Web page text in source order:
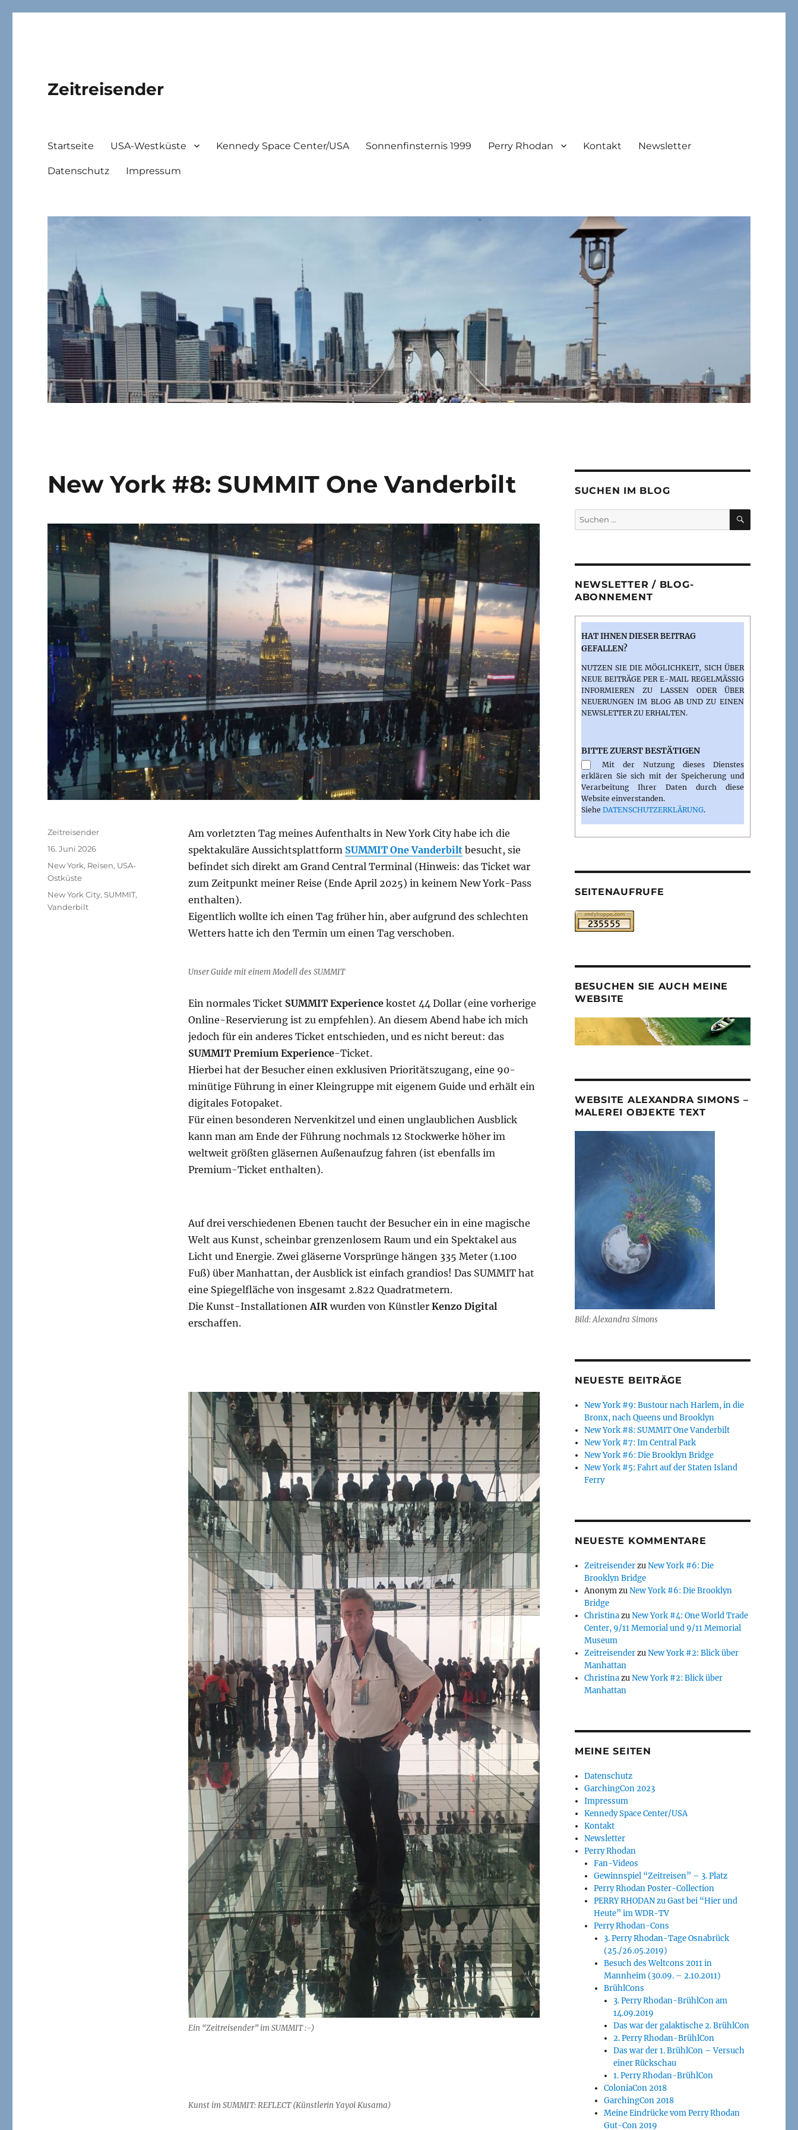
Zeitreisender
Startseite USA-Westküste Kennedy Space Center/USA Sonnenfinsternis 1999 Perry Rhodan Kontakt Newsletter
Datenschutz Impressum
New York #8: SUMMIT One Vanderbilt
Am vorletzten Tag meines Aufenthalts in New York City habe ich die
spektakuläre Aussichtsplattform SUMMIT One Vanderbiltbesucht, sie
befindet sich direkt am Grand Central Terminal (Hinweis: das Ticket war
zum Zeitpunkt meiner Reise (Ende April 2025) in keinem New York-Pass
enthalten).
Eigentlich wollte ich einen Tag früher hin, aber aufgrund des schlechten
Wetters hatte ich den Termin um einen Tag verschoben.
Unser Guide mit einem Modell des SUMMIT
Ein normales Ticket SUMMIT Experiencekostet 44 Dollar (eine vorherige
Online-Reservierung ist zu empfehlen). An diesem Abend habe ich mich
jedoch für ein anderes Ticket entschieden, und es nicht bereut: das
SUMMIT Premium Experience-Ticket.
Hierbei hat der Besucher einen exklusiven Prioritätszugang, eine 90-
minütige Führung in einer Kleingruppe mit eigenem Guide und erhält ein
digitales Fotopaket.
Für einen besonderen Nervenkitzel und einen unglaublichen Ausblick
kann man am Ende der Führung nochmals 12 Stockwerke höher im
weltweit größten gläsernen Außenaufzug fahren (ist ebenfalls im
Premium-Ticket enthalten).
Auf drei verschiedenen Ebenen taucht der Besucher ein in eine magische
Welt aus Kunst, scheinbar grenzenlosem Raum und ein Spektakel aus
Licht und Energie. Zwei gläserne Vorsprünge hängen 335 Meter (1.100
Fuß) über Manhattan, der Ausblick ist einfach grandios! Das SUMMIT hat
eine Spiegelfläche von insgesamt 2.822 Quadratmetern.
Die Kunst-Installationen AIR wurden von Künstler Kenzo Digital
erschaffen.
Ein “Zeitreisender” im SUMMIT :-)
Kunst im SUMMIT: REFLECT (Künstlerin Yayoi Kusama)
Autor
Zeitreisender
Veröffentlicht
16. Juni 2026
Kategorien
New York, Reisen, USA-
Ostküste
Schlagwörter
New York City,SUMMIT,
Vanderbilt
SUCHEN IM BLOG
Suchen
nach:
SUCHEN
NEWSLETTER / BLOG-
ABONNEMENT
HAT IHNEN DIESER BEITRAG
GEFALLEN?
NUTZEN SIE DIE MÖGLICHKEIT, SICH ÜBER
NEUE BEITRÄGE PER E-MAIL REGELMÄSSIG I
NFORMIEREN ZU LASSEN ODER ÜBER N
EUERUNGEN IM BLOG AB UND ZU EINEN N
EWSLETTER ZU ERHALTEN.
BITTE ZUERST BESTÄTIGEN
Mit der Nutzung dieses Dienstes
erklären Sie sich mit der Speicherung und
Verarbeitung Ihrer Daten durch diese
Website einverstanden.
Siehe DATENSCHUTZERKLÄRUNG.
SEITENAUFRUFE
BESUCHEN SIE AUCH MEINE
WEBSITE
WEBSITE ALEXANDRA SIMONS –
MALEREI OBJEKTE TEXT
Bild: Alexandra Simons
NEUESTE BEITRÄGE
New York #9: Bustour nach Harlem, in die
Bronx, nach Queens und Brooklyn
New York #8: SUMMIT One Vanderbilt
New York #7: Im Central Park
New York #6: Die Brooklyn Bridge
New York #5: Fahrt auf der Staten Island
Ferry
NEUESTE KOMMENTARE
ZeitreisenderzuNew York #6: Die
Brooklyn Bridge
AnonymzuNew York #6: Die Brooklyn
Bridge
ChristinazuNew York #4: One World Trade
Center, 9/11 Memorial und 9/11 Memorial
Museum
ZeitreisenderzuNew York #2: Blick über
Manhattan
ChristinazuNew York #2: Blick über
Manhattan
MEINE SEITEN
Datenschutz
GarchingCon 2023
Impressum
Kennedy Space Center/USA
Kontakt
Newsletter
Perry Rhodan
Fan-Videos
Gewinnspiel “Zeitreisen” – 3. Platz
Perry Rhodan Poster-Collection
PERRY RHODAN zu Gast bei “Hier und
Heute” im WDR-TV
Perry Rhodan-Cons
3. Perry Rhodan-Tage Osnabrück
(25./26.05.2019)
Besuch des Weltcons 2011 in
Mannheim (30.09. – 2.10.2011)
BrühlCons
3. Perry Rhodan-BrühlCon am
14.09.2019
Das war der galaktische 2. BrühlCon
2. Perry Rhodan-BrühlCon
Das war der 1. BrühlCon – Versuch
einer Rückschau
1. Perry Rhodan-BrühlCon
ColoniaCon 2018
GarchingCon 2018
Meine Eindrücke vom Perry Rhodan
Gut-Con 2019